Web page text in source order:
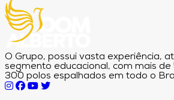
O Grupo, possui vasta experiência,
segmento educacional, com mais de
300 polos espalhados em todo o